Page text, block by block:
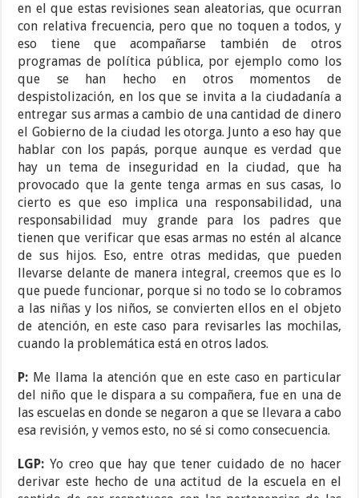
en el que estas revisiones sean aleatorias, que ocurran
con relativa frecuencia, pero que no toquen a todos, y
eso tiene que acompañarse también de otros
programas de política pública, por ejemplo como los
que se han hecho en otros momentos de
despistolización, en los que se invita a la ciudadanía a
entregar sus armas a cambio de una cantidad de dinero
el Gobierno de la ciudad les otorga. Junto a eso hay que
hablar con los papás, porque aunque es verdad que
hay un tema de inseguridad en la ciudad, que ha
provocado que la gente tenga armas en sus casas, lo
cierto es que eso implica una responsabilidad, una
responsabilidad muy grande para los padres que
tienen que verificar que esas armas no estén al alcance
de sus hijos. Eso, entre otras medidas, que pueden
llevarse delante de manera integral, creemos que es lo
que puede funcionar, porque si no todo se lo cobramos
a las niñas y los niños, se convierten ellos en el objeto
de atención, en este caso para revisarles las mochilas,
cuando la problemática está en otros lados.
P: Me llama la atención que en este caso en particular
del niño que le dispara a su compañera, fue en una de
las escuelas en donde se negaron a que se llevara a cabo
esa revisión, y vemos esto, no sé si como consecuencia.
LGP: Yo creo que hay que tener cuidado de no hacer
derivar este hecho de una actitud de la escuela en el